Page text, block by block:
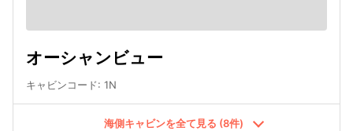
オーシャンビュー
キャビンコード: 1N
海側キャビンを全て見る (8件)